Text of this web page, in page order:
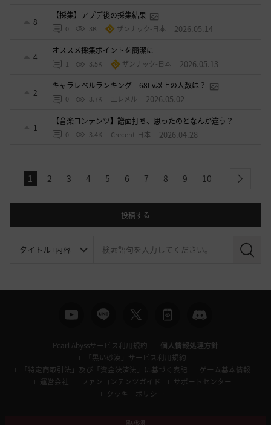
8
【採集】アプデ後の採集結果
0 3K ザンナック-日本 2026.05.14
4
オススメ採集ポイントを簡潔に
1 3.5K ザンナック-日本 2026.05.13
2
キャラレベルランキング 68Lv以上の人数は？
0 3.7K エレメル 2026.05.02
1
【音楽コンテンツ】譜面打ち、思ったのとなんか違う？
0 3.4K Crecent-日本 2026.04.28
1 2 3 4 5 6 7 8 9 10 next
投稿する
検
Pearl Abyssサービス利用規約
個人情報処理方針
「黒い砂漠」サービス利用規約
「特定商取引法」及び「資金決済法」に基づく表記
ゲーム基本情報
運営会社
ファンコンテンツガイド
サポートセンター
クッキーポリシー
黒い砂漠